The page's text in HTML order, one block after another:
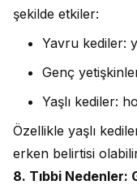
şekilde etkiler:
Yavru kediler:
Genç
Yaşlı kediler:
Özellikle yaşlı
erken belirtisi
8. Tıbbi Nedenler: